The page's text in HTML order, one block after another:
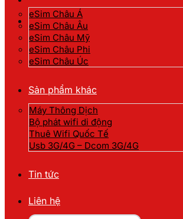
eSim Châu Á
eSim Châu Âu
eSim Châu Mỹ
eSim Châu Phi
eSim Châu Úc
Sản phẩm khác
Máy Thông Dịch
Bộ phát wifi di động
Thuê Wifi Quốc Tế
Usb 3G/4G – Dcom 3G/4G
Tin tức
Liên hệ